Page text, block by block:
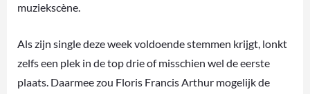
muziekscène.
Als zijn single deze week voldoende stemmen krijgt, lonkt
zelfs een plek in de top drie of misschien wel de eerste
plaats. Daarmee zou Floris Francis Arthur mogelijk de